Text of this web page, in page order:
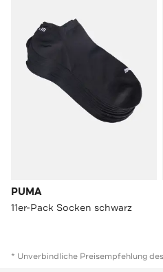
PUMA
11er-Pack Socken schwarz
* Unverbindliche Preisempfehlung